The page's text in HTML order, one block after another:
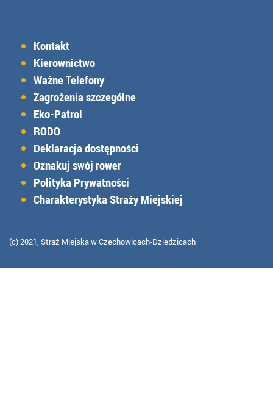
Kontakt
Kierownictwo
Ważne Telefony
Zagrożenia szczególne
Eko-Patrol
RODO
Deklaracja dostępności
Oznakuj swój rower
Polityka Prywatności
Charakterystyka Straży Miejskiej
(c) 2021, Straż Miejska w Czechowicach-Dziedzicach